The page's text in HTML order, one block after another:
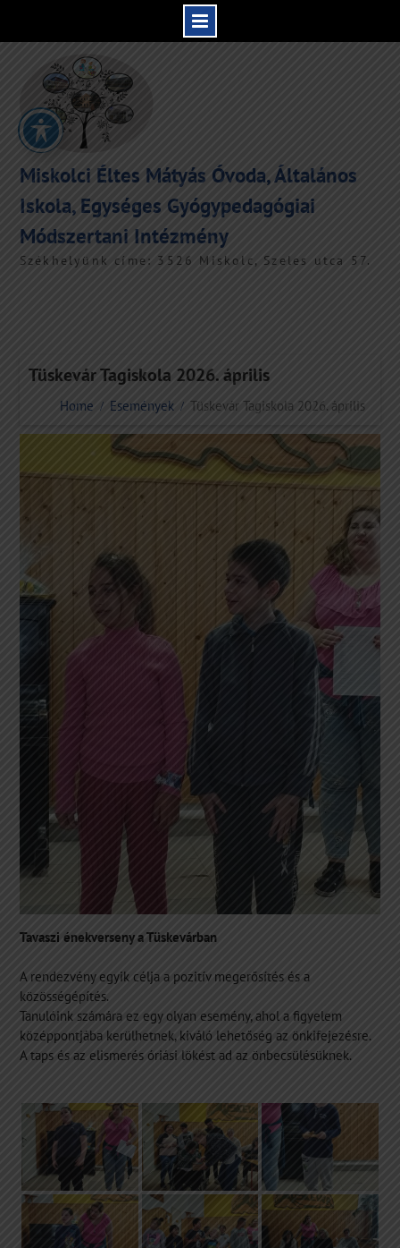
Miskolci Éltes Mátyás Óvoda, Általános
Iskola, Egységes Gyógypedagógiai
Módszertani Intézmény
Székhelyünk címe: 3526 Miskolc, Szeles utca 57.
Tüskevár Tagiskola 2026. április
Home Események Tüskevár Tagiskola 2026. április
Tavaszi énekverseny a Tüskevárban
A rendezvény egyik célja a pozitív megerősítés és a
közösségépítés.
Tanulóink számára ez egy olyan esemény, ahol a figyelem
középpontjába kerülhetnek, kiváló lehetőség az önkifejezésre.
A taps és az elismerés óriási lökést ad az önbecsülésüknek.